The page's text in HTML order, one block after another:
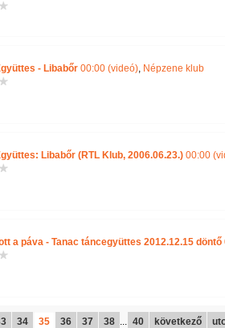
- Libabőr 00:00 (videó), Népzene klub
Libabőr (RTL Klub, 2006.06.23.) 00:00
a páva - Tanac táncegyüttes 2012.12.15 döntő
34 35 36 37 38 ... 40 következő